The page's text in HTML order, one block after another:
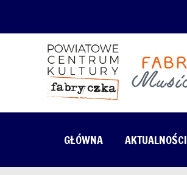
GŁÓWNA AKTUALNOŚCI